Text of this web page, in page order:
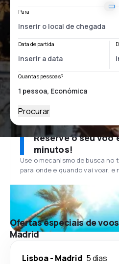
Para
Data de partida
Quantas pessoas?
Procurar
Reserve o seu voo
minutos!
Use o mecanismo de busca no
para onde e quando vai voar,
Ofertas especiais de
Madrid
Lisboa- Madrid 5 dias